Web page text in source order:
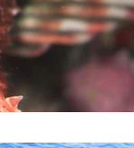
Jordanien